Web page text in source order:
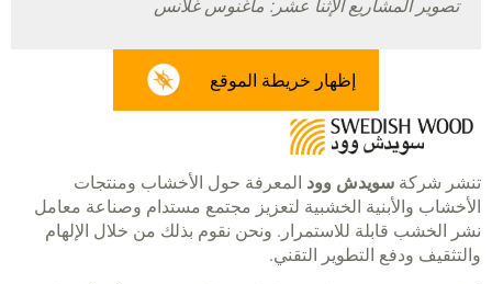
تصوير المشاريع الإثنا عشر: ماغنوس غلانس
إظهار خريطة الموقع
تنشر شركة سويدش وود المعرفة حول الأخشاب ومنتجات
الأخشاب والأبنية الخشبية لتعزيز مجتمع مستدام وصناعة معامل
نشر الخشب قابلة للاستمرار. ونحن نقوم بذلك من خلال الإلهام
والتثقيف ودفع التطوير التقني.